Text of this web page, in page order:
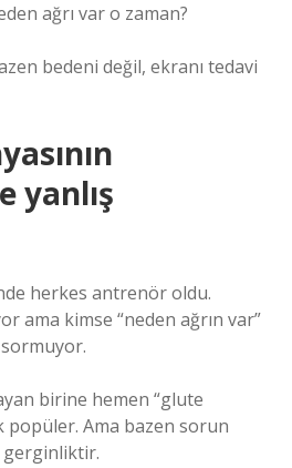
ağrı var o zaman?
bedeni değil, ekranı tedavi
yanlış
herkes antrenör oldu.
ama kimse “neden ağrın var”
birine hemen “glute
popüler. Ama bazen sorun
gerginliktir.